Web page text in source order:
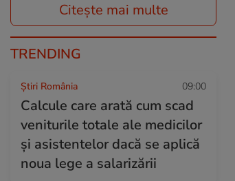
Citește mai multe
TRENDING
Știri România 09:00
Calcule care arată cum scad
veniturile totale ale medicilor
și asistentelor dacă se aplică
noua lege a salarizării